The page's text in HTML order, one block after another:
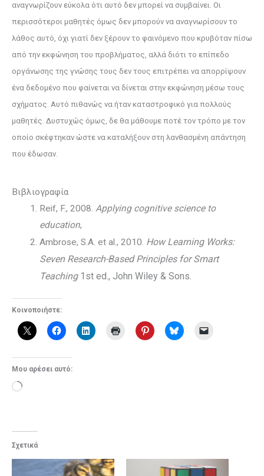
αναγνωρίζουν εύκολα ότι αυτό δεν μπορεί να συμβαίνει. Οι
περισσότεροι μαθητές όμως δεν μπορούν να αναγνωρίσουν το
λάθος αυτό, όχι γιατί δεν ξέρουν το φαινόμενο που κρυβόταν πίσω
από την εκφώνηση του προβλήματος, αλλά διότι το επίπεδο
οργάνωσης της γνώσης τους δεν τους επιτρέπει να απορρίψουν
ένα δεδομένο που φαίνεται να δίνεται στην εκφώνηση μέσω τους
σχήματος. Αυτό πιθανώς να ήταν καταστροφικό για πολλούς
μαθητές. Δυστυχώς όμως, δε θα μάθουμε ποτέ τον τρόπο με τον
οποίο σκέφτηκαν ώστε να καταλήξουν στη λανθασμένη απάντηση
που έδωσαν.
Βιβλιογραφία
Reif, F., 2008. Applying cognitive science to
education,
Ambrose, S.A. et al., 2010. How Learning Works:
Seven Research-Based Principles for Smart
Teaching1st ed., John Wiley & Sons.
Κοινοποιήστε:
Μου αρέσει αυτό:
Loading…
Σχετικά